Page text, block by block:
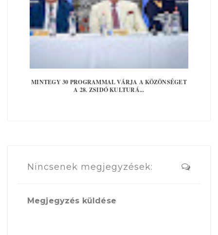
MINTEGY 30 PROGRAMMAL VÁRJA A KÖZÖNSÉGET
A 28. ZSIDÓ KULTURÁ...
Nincsenek megjegyzések:
Megjegyzés küldése